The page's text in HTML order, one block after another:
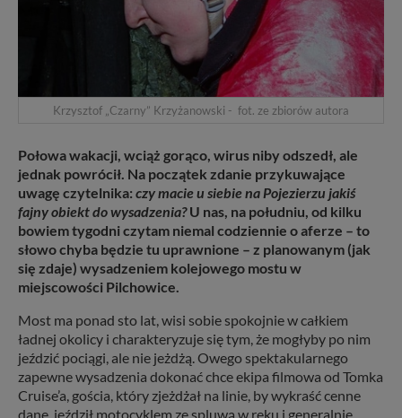
Krzysztof „Czarny” Krzyżanowski - fot. ze zbiorów autora
Połowa wakacji, wciąż gorąco, wirus niby odszedł, ale
jednak powrócił. Na początek zdanie przykuwające
uwagę czytelnika: czy macie u siebie na Pojezierzu jakiś
fajny obiekt do wysadzenia?U nas, na południu, od kilku
bowiem tygodni czytam niemal codziennie o aferze – to
słowo chyba będzie tu uprawnione – z planowanym (jak
się zdaje) wysadzeniem kolejowego mostu w
miejscowości Pilchowice.
Most ma ponad sto lat, wisi sobie spokojnie w całkiem
ładnej okolicy i charakteryzuje się tym, że mogłyby po nim
jeździć pociągi, ale nie jeżdżą. Owego spektakularnego
zapewne wysadzenia dokonać chce ekipa filmowa od Tomka
Cruise’a, gościa, który zjeżdżał na linie, by wykraść cenne
dane, jeździł motocyklem ze spluwą w ręku i generalnie